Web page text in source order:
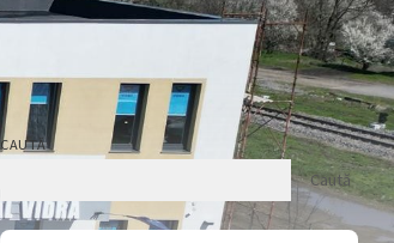
CAUTĂ
Caută